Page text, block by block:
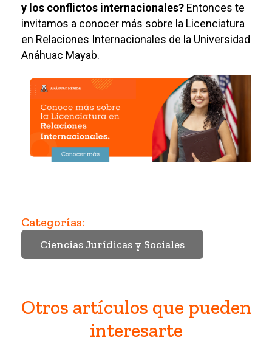
y los conflictos internacionales? Entonces te
invitamos a conocer más sobre la Licenciatura
en Relaciones Internacionales de la Universidad
Anáhuac Mayab.
Categorías:
Ciencias Jurídicas y Sociales
Otros artículos que pueden
interesarte